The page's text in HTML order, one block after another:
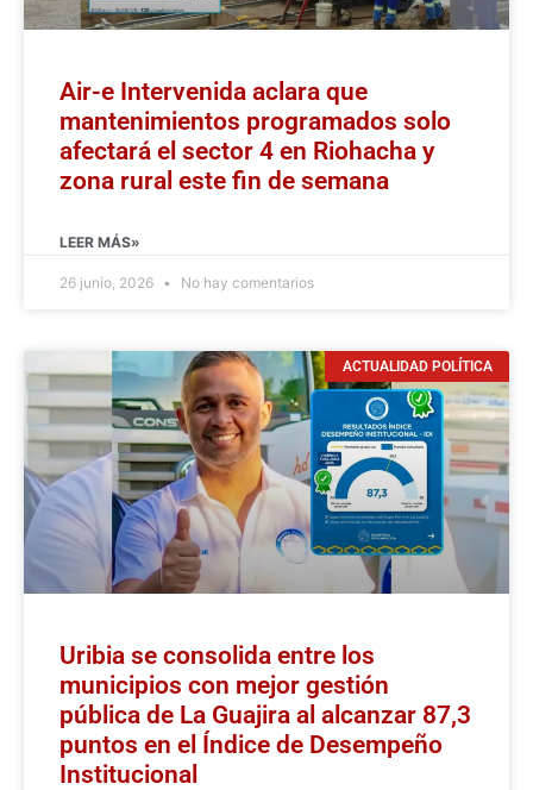
Air-e Intervenida aclara que
mantenimientos programados solo
afectará el sector 4 en Riohacha y
zona rural este fin de semana
LEER MÁS»
26 junio, 2026 No hay comentarios
ACTUALIDAD POLÍTICA
Uribia se consolida entre los
municipios con mejor gestión
pública de La Guajira al alcanzar 87,3
puntos en el Índice de Desempeño
Institucional